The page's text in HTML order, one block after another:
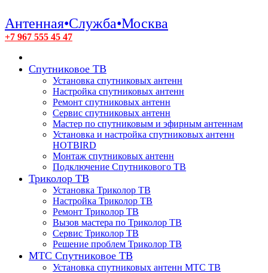
Антенная•Служба•Москва
+7 967 555 45 47
Спутниковое ТВ
Установка спутниковых антенн
Настройка спутниковых антенн
Ремонт спутниковых антенн
Сервис спутниковых антенн
Мастер по спутниковым и эфирным антеннам
Установка и настройка спутниковых антенн
HOTBIRD
Монтаж спутниковых антенн
Подключение Спутникового ТВ
Триколор ТВ
Установка Триколор ТВ
Настройка Триколор ТВ
Ремонт Триколор ТВ
Вызов мастера по Триколор ТВ
Сервис Триколор ТВ
Решение проблем Триколор ТВ
МТС Спутниковое ТВ
Установка спутниковых антенн МТС ТВ